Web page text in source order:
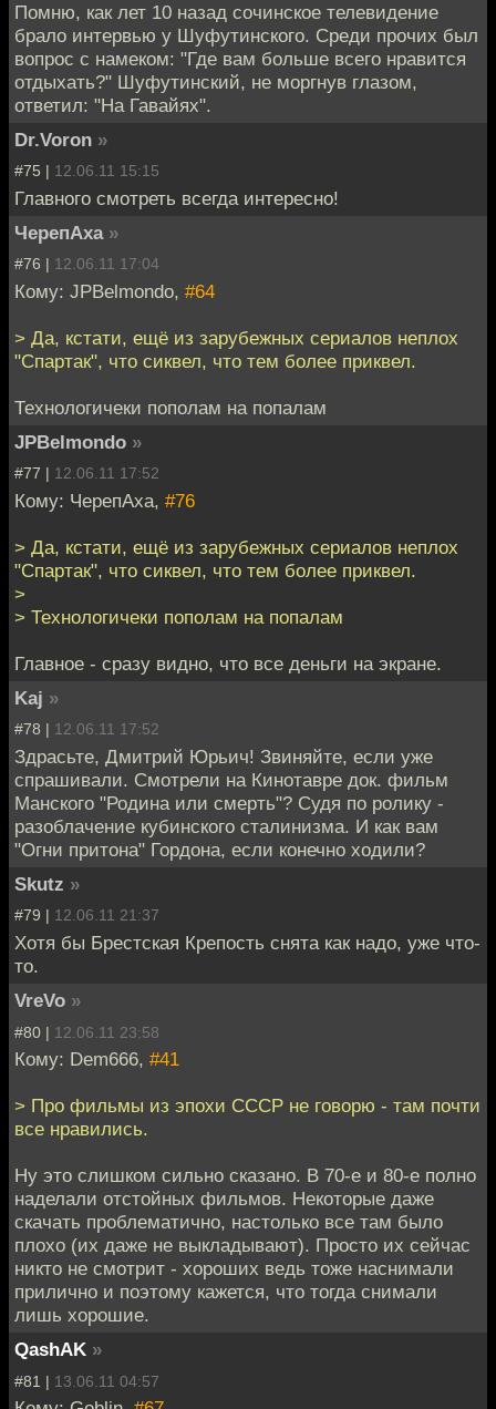
Помню, как лет 10 назад сочинское телевидение
брало интервью у Шуфутинского. Среди прочих был
вопрос с намеком: "Где вам больше всего нравится
отдыхать?" Шуфутинский, не моргнув глазом,
ответил: "На Гавайях".
Dr.Voron »
#75 | 12.06.11 15:15
Главного смотреть всегда интересно!
ЧерепАха »
#76 | 12.06.11 17:04
Кому: JPBelmondo, #64
> Да, кстати, ещё из зарубежных сериалов неплох
"Спартак", что сиквел, что тем более приквел.
Технологичеки пополам на попалам
JPBelmondo »
#77 | 12.06.11 17:52
Кому: ЧерепАха, #76
> Да, кстати, ещё из зарубежных сериалов неплох
"Спартак", что сиквел, что тем более приквел.
>
> Технологичеки пополам на попалам
Главное - сразу видно, что все деньги на экране.
Kaj »
#78 | 12.06.11 17:52
Здрасьте, Дмитрий Юрьич! Звиняйте, если уже
спрашивали. Смотрели на Кинотавре док. фильм
Манского "Родина или смерть"? Судя по ролику -
разоблачение кубинского сталинизма. И как вам
"Огни притона" Гордона, если конечно ходили?
Skutz »
#79 | 12.06.11 21:37
Хотя бы Брестская Крепость снята как надо, уже что-
то.
VreVo »
#80 | 12.06.11 23:58
Кому: Dem666, #41
> Про фильмы из эпохи СССР не говорю - там почти
все нравились.
Ну это слишком сильно сказано. В 70-е и 80-е полно
наделали отстойных фильмов. Некоторые даже
скачать проблематично, настолько все там было
плохо (их даже не выкладывают). Просто их сейчас
никто не смотрит - хороших ведь тоже наснимали
прилично и поэтому кажется, что тогда снимали
лишь хорошие.
QashAK »
#81 | 13.06.11 04:57